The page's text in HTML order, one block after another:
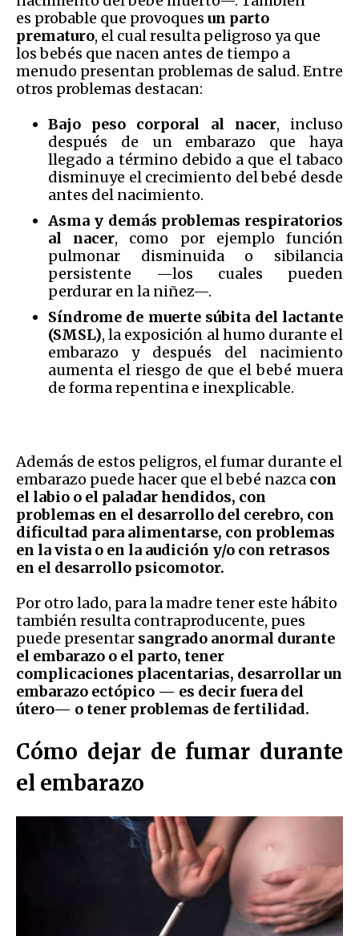
es probable que provoques un parto
prematuro, el cual resulta peligroso ya que
los bebés que nacen antes de tiempo a
menudo presentan problemas de salud. Entre
otros problemas destacan:
Bajo peso corporal al nacer, incluso
después de un embarazo que haya
llegado a término debido a que el tabaco
disminuye el crecimiento del bebé desde
antes del nacimiento.
Asma y demás problemas respiratorios
al nacer, como por ejemplo función
pulmonar disminuida o sibilancia
persistente —los cuales pueden
perdurar en la niñez—.
Síndrome de muerte súbita del lactante
(SMSL), la exposición al humo durante el
embarazo y después del nacimiento
aumenta el riesgo de que el bebé muera
de forma repentina e inexplicable.
Además de estos peligros, el fumar durante el
embarazo puede hacer que el bebé nazca con
el labio o el paladar hendidos, con
problemas en el desarrollo del cerebro, con
dificultad para alimentarse, con problemas
en la vista o en la audición y/o con retrasos
en el desarrollo psicomotor.
Por otro lado, para la madre tener este hábito
también resulta contraproducente, pues
puede presentar sangrado anormal durante
el embarazo o el parto, tener
complicaciones placentarias, desarrollar un
embarazo ectópico — es decir fuera del
útero— o tener problemas de fertilidad.
Cómo dejar de fumar durante
el embarazo